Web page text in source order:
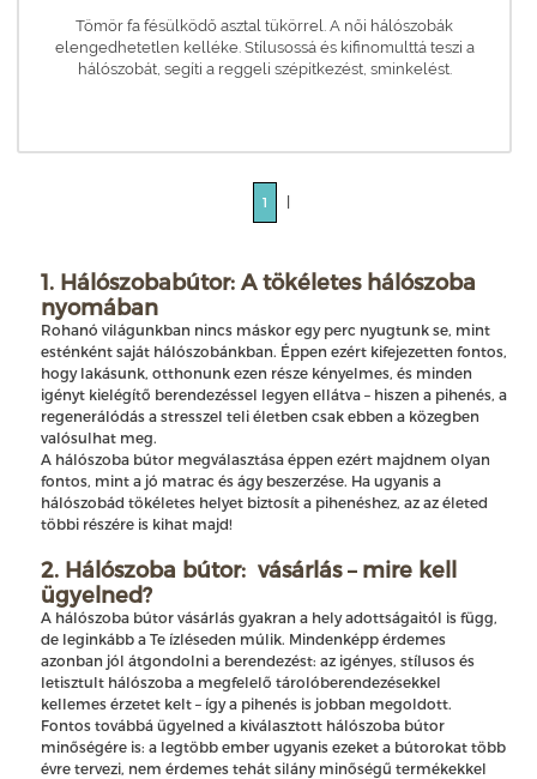
Tömör fa fésülködő asztal tükörrel. A női hálószobák
elengedhetetlen kelléke. Stílusossá és kifinomulttá teszi a
hálószobát, segíti a reggeli szépítkezést, sminkelést.
1
1. Hálószobabútor: A tökéletes hálószoba
nyomában
Rohanó világunkban nincs máskor egy perc nyugtunk se, mint
esténként saját hálószobánkban. Éppen ezért kifejezetten fontos,
hogy lakásunk, otthonunk ezen része kényelmes, és minden
igényt kielégítő berendezéssel legyen ellátva – hiszen a pihenés, a
regenerálódás a stresszel teli életben csak ebben a közegben
valósulhat meg.
A hálószoba bútor megválasztása éppen ezért majdnem olyan
fontos, mint a jó matrac és ágy beszerzése. Ha ugyanis a
hálószobád tökéletes helyet biztosít a pihenéshez, az az életed
többi részére is kihat majd!
2. Hálószoba bútor: vásárlás – mire kell
ügyelned?
A hálószoba bútor vásárlás gyakran a hely adottságaitól is függ,
de leginkább a Te ízléseden múlik. Mindenképp érdemes
azonban jól átgondolni a berendezést: az igényes, stílusos és
letisztult hálószoba a megfelelő tárolóberendezésekkel
kellemes érzetet kelt – így a pihenés is jobban megoldott.
Fontos továbbá ügyelned a kiválasztott hálószoba bútor
minőségére is: a legtöbb ember ugyanis ezeket a bútorokat több
évre tervezi, nem érdemes tehát silány minőségű termékekkel